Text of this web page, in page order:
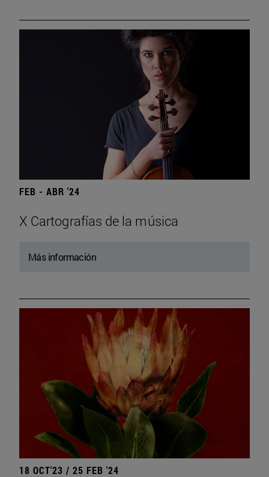
FEB - ABR '24
X Cartografías de la música
Más información
18 OCT'23 / 25 FEB '24